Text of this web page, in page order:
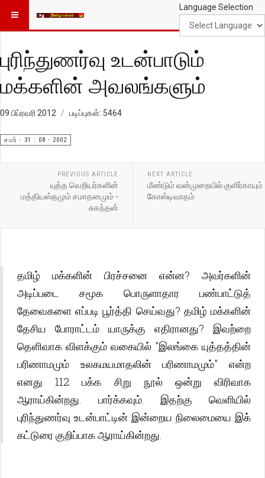
Language Selection
புரிந்துணர்வு உடன்பாடும்
மக்களின் அவலங்களும்
09 பிப்ரவரி 2012 படிப்புகள்: 5464
சமர் - 31 : 08 - 2002
PREVIOUS ARTICLE
யுத்த வெறியர்களின்
மத்தியஸ்தமும் சமாதனமும் -
சுகந்தன்
NEXT ARTICLE
மீண்டும் வன்முறையில் குளிர்காயும்
கோஸ்டிவாதம்
தமிழ் மக்களின் பிரச்சனை என்ன? அவர்களின்
அடிப்படை சமூக பொருளாதார பண்பாட்டுத்
தேவைகளை எப்படி பூர்த்தி செய்வது? தமிழ் மக்களின்
தேசிய போராட்டம் யாருக்கு எதிரானது? இவற்றை
தெளிவாக விளக்கும் வகையில் "இலங்கை யுத்தத்தின்
பரிணாமமும் உலகமயமாதலின் பரிணாமமும்" என்ற
எனது 112 பக்க சிறு நூல் ஒன்று விரிவாக
ஆராய்கின்றது. பார்க்கவும். இதற்கு வெளியில்
புரிந்துணர்வு உடன்பாட்டின் இன்றைய நிலைமையை இக்
கட்டுரை குறிப்பாக ஆராய்கின்றது.